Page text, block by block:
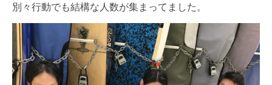
別々行動でも結構な人数が集まってました。